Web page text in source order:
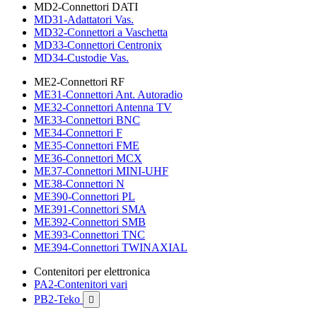
MD2-Connettori DATI
MD31-Adattatori Vas.
MD32-Connettori a Vaschetta
MD33-Connettori Centronix
MD34-Custodie Vas.
ME2-Connettori RF
ME31-Connettori Ant. Autoradio
ME32-Connettori Antenna TV
ME33-Connettori BNC
ME34-Connettori F
ME35-Connettori FME
ME36-Connettori MCX
ME37-Connettori MINI-UHF
ME38-Connettori N
ME390-Connettori PL
ME391-Connettori SMA
ME392-Connettori SMB
ME393-Connettori TNC
ME394-Connettori TWINAXIAL
Contenitori per elettronica
PA2-Contenitori vari
PB2-Teko
